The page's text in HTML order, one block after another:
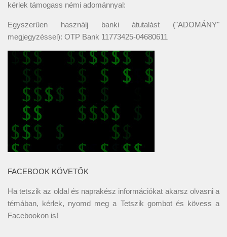
kérlek támogass némi adománnyal:
Egyszerűen használj banki átutalást ("ADOMÁNY"
megjegyzéssel): OTP Bank 11773425-04680611
FACEBOOK KÖVETŐK
Ha tetszik az oldal és naprakész információkat akarsz olvasni a
témában, kérlek, nyomd meg a Tetszik gombot és kövess a
Facebookon is!